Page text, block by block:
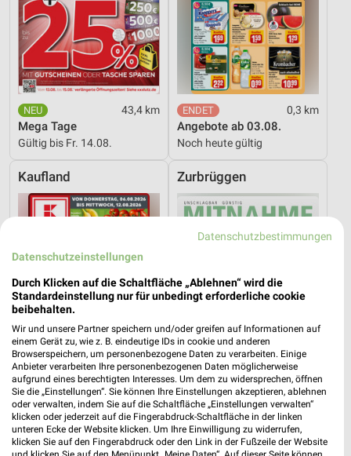
43,4 km
Mega Tage
Gültig bis Fr. 14.08.
0,3 km
Angebote ab 03.08.
Noch heute gültig
Kaufland
1,9 km
Angebote ab 06.08.
Gültig bis Mi. 12.08.
Zurbrüggen
65,5 km
Angebote ab 08.08.
Gültig bis Sa. 29.08.
Datenschutzbestimmungen
Datenschutzeinstellungen
Durch Klicken auf die Schaltfläche „Ablehnen“ wird die
Standardeinstellung nur für unbedingt erforderliche cookie
beibehalten.
Wir und unsere Partner speichern und/oder greifen auf Informationen auf
einem Gerät zu, wie z. B. eindeutige IDs in cookie und anderen
Browserspeichern, um personenbezogene Daten zu verarbeiten. Einige
Anbieter verarbeiten Ihre personenbezogenen Daten möglicherweise
aufgrund eines berechtigten Interesses. Um dem zu widersprechen, öffnen
Sie die „Einstellungen“. Sie können Ihre Einstellungen akzeptieren, ablehnen
oder verwalten, indem Sie auf die Schaltfläche „Einstellungen verwalten“
klicken oder jederzeit auf die Fingerabdruck-Schaltfläche in der linken
unteren Ecke der Website klicken. Um Ihre Einwilligung zu widerrufen,
klicken Sie auf den Fingerabdruck oder den Link in der Fußzeile der Website